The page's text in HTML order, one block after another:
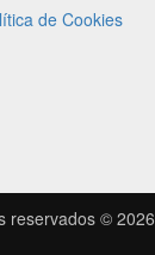
de Cookies
reservados © 2026